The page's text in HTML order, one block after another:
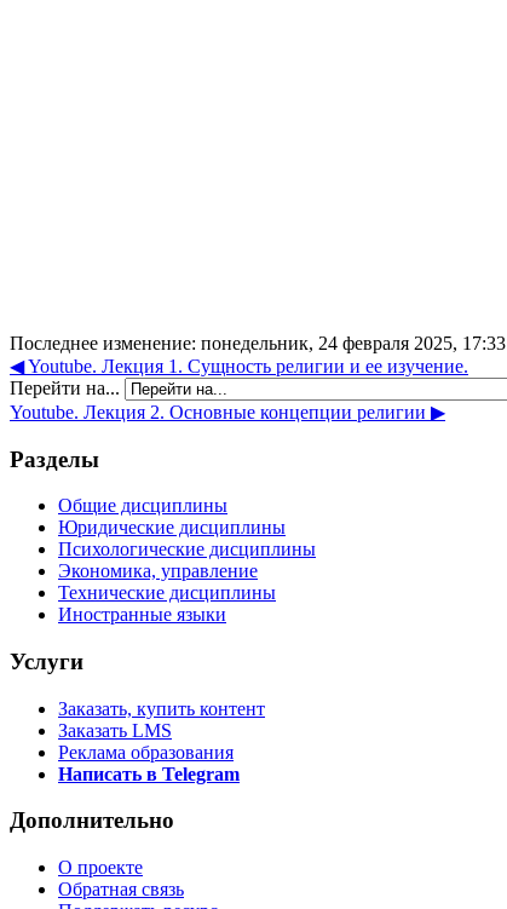
Последнее изменение: понедельник, 24 февраля 2025, 17:33
◀︎ Youtube. Лекция 1. Сущность религии и ее изучение.
Перейти на...
Youtube. Лекция 2. Основные концепции религии ▶︎
Разделы
Общие дисциплины
Юридические дисциплины
Психологические дисциплины
Экономика, управление
Технические дисциплины
Иностранные языки
Услуги
Заказать, купить контент
Заказать LMS
Реклама образования
Написать в Telegram
Дополнительно
О проекте
Обратная связь